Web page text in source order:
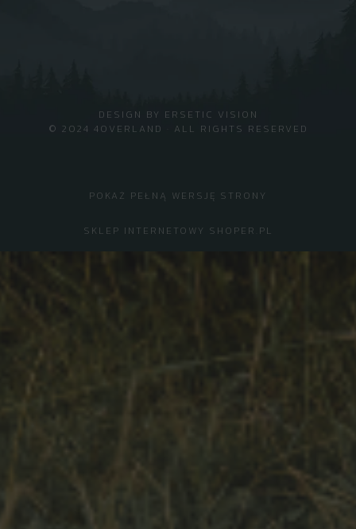
© 2024 4OVERLAND · ALL RIGHTS RESERVED
DESIGN BY ERSETIC VISION
POKAŻ PEŁNĄ WERSJĘ STRONY
SKLEP INTERNETOWY SHOPER.PL